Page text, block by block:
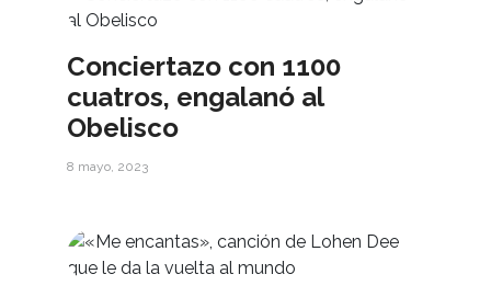
Conciertazo con 1100
cuatros, engalanó al
Obelisco
8 mayo, 2023